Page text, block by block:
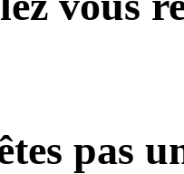
pas